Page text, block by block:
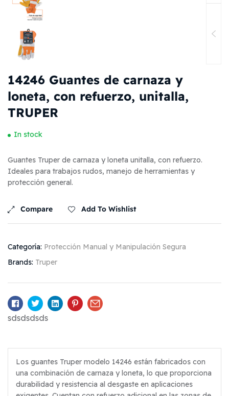
14246 Guantes de carnaza y
loneta, con refuerzo, unitalla,
TRUPER
In stock
Guantes Truper de carnaza y loneta unitalla, con refuerzo.
Ideales para trabajos rudos, manejo de herramientas y
protección general.
Compare Add To Wishlist
Categoría: Protección Manual y Manipulación Segura
Brands: Truper
Facebook
TwitterLinkedinPinterestEmail
sdsdsdsds
Los guantes Truper modelo 14246 están fabricados con
una combinación de carnaza y loneta, lo que proporciona
durabilidad y resistencia al desgaste en aplicaciones